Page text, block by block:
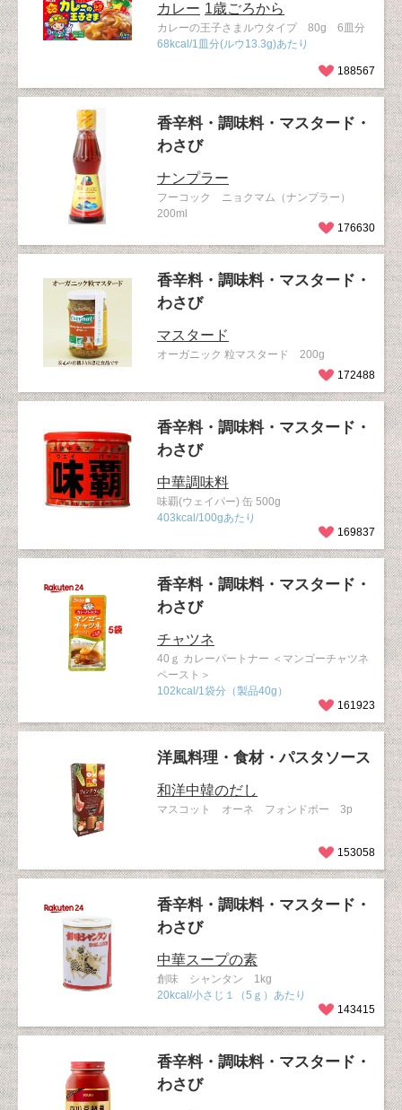
カレー 1歳ごろから
カレーの王子さまルウタイプ 80g 6皿分
68kcal/1皿分(ルウ13.3g)あたり
188567
香辛料・調味料・マスタード・
わさび
ナンプラー
フーコック ニョクマム（ナンプラー）
200ml
176630
香辛料・調味料・マスタード・
わさび
マスタード
オーガニック 粒マスタード 200g
172488
香辛料・調味料・マスタード・
わさび
中華調味料
味覇(ウェイパー) 缶 500g
403kcal/100gあたり
169837
香辛料・調味料・マスタード・
わさび
チャツネ
40ｇ カレーパートナー ＜マンゴーチャツネ
ペースト＞
102kcal/1袋分（製品40g）
161923
洋風料理・食材・パスタソース
和洋中韓のだし
マスコット オーネ フォンドボー 3p
153058
香辛料・調味料・マスタード・
わさび
中華スープの素
創味 シャンタン 1kg
20kcal/小さじ１（5ｇ）あたり
143415
香辛料・調味料・マスタード・
わさび